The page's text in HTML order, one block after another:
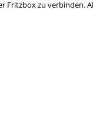
zu verbinden.